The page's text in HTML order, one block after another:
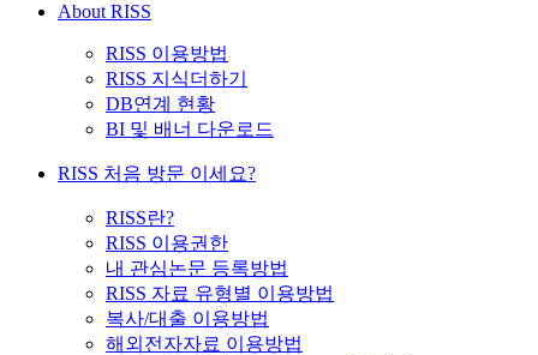
About RISS
RISS 이용방법
RISS 지식더하기
DB연계 현황
BI 및 배너 다운로드
RISS 처음 방문 이세요?
RISS란?
RISS 이용권한
내 관심논문 등록방법
RISS 자료 유형별 이용방법
복사/대출 이용방법
해외전자자료 이용방법